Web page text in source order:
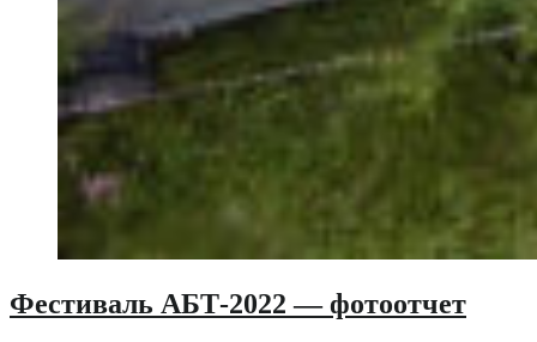
Фестиваль АБТ-2022 — фотоотчет